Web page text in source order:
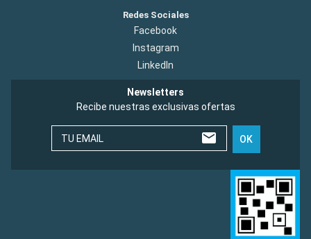
Redes Sociales
Facebook
Instagram
LinkedIn
Newsletters
Recibe nuestras exclusivas ofertas
TU EMAIL OK